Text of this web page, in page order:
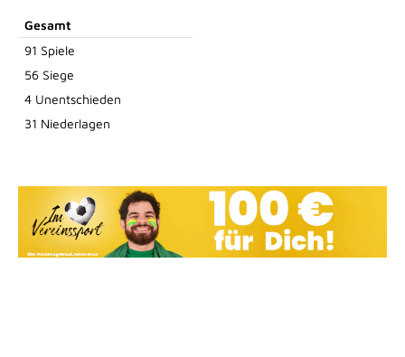
Gesamt
91 Spiele
56 Siege
4 Unentschieden
31 Niederlagen